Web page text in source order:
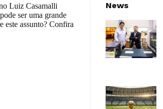
Luiz Casamalli
ser uma grande
este assunto? Confira
News